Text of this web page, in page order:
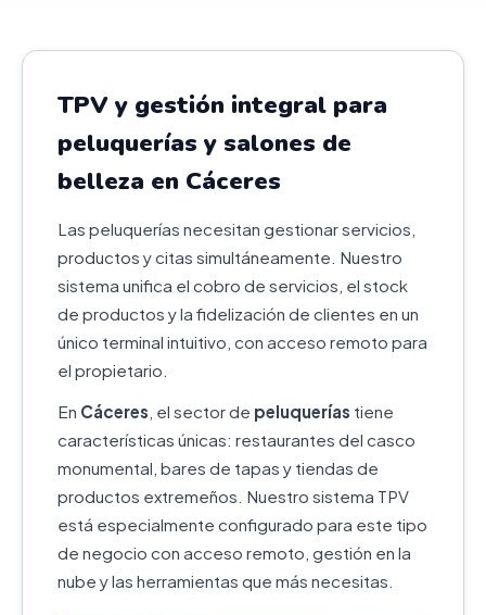
TPV y gestión integral para
peluquerías y salones de
belleza en Cáceres
Las peluquerías necesitan gestionar servicios,
productos y citas simultáneamente. Nuestro
sistema unifica el cobro de servicios, el stock
de productos y la fidelización de clientes en un
único terminal intuitivo, con acceso remoto para
el propietario.
En Cáceres , el sector de peluquerías tiene
características únicas: restaurantes del casco
monumental, bares de tapas y tiendas de
productos extremeños. Nuestro sistema TPV
está especialmente configurado para este tipo
de negocio con acceso remoto, gestión en la
nube y las herramientas que más necesitas.